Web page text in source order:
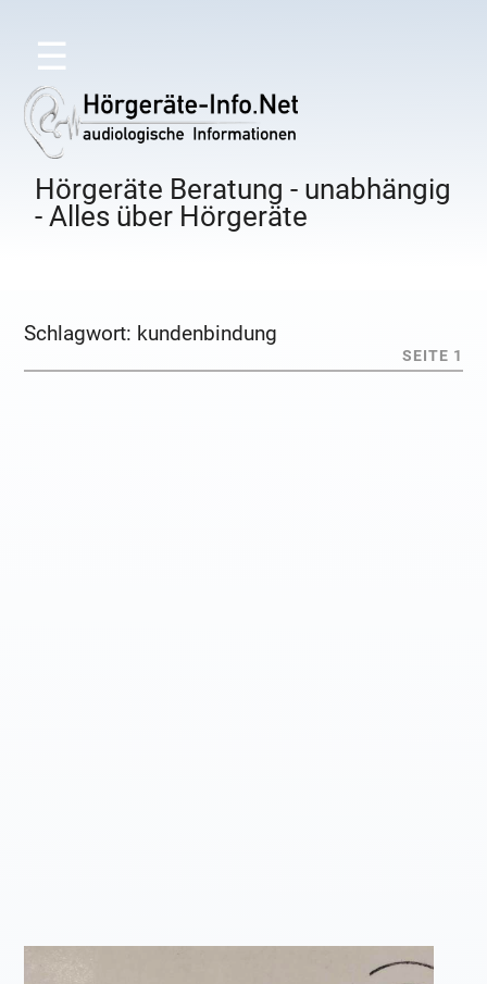
☰
Hörgeräte Beratung - unabhängig
- Alles über Hörgeräte
Schlagwort: kundenbindung
SEITE 1